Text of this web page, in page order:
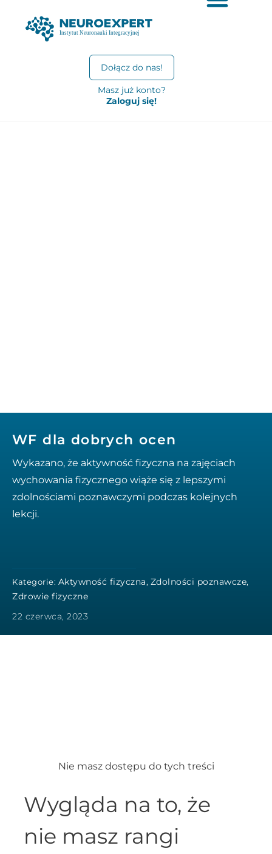
Dołącz do nas!
Masz już konto?
Zaloguj się!
WF dla dobrych ocen
Wykazano, że aktywność fizyczna na zajęciach
wychowania fizycznego wiąże się z lepszymi
zdolnościami poznawczymi podczas kolejnych
lekcji.
Kategorie: Aktywność fizyczna, Zdolności poznawcze,
Zdrowie fizyczne
22 czerwca, 2023
Nie masz dostępu do tych treści
Wygląda na to, że
nie masz rangi